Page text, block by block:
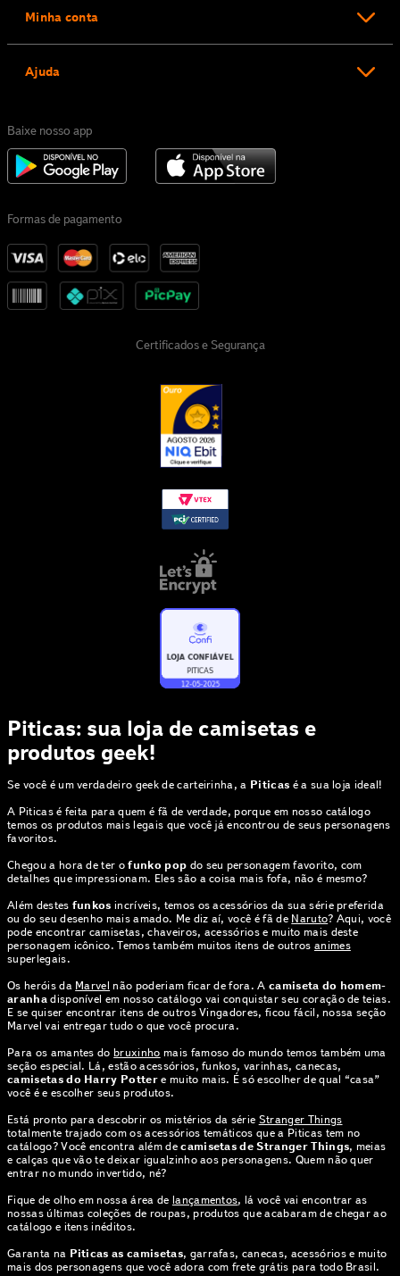
Minha conta
Ajuda
Baixe nosso app
Formas de pagamento
Certificados e Segurança
Piticas: sua loja de camisetas e
produtos geek!
Se você é um verdadeiro geek de carteirinha, a Piticas é a sua loja ideal!
A Piticas é feita para quem é fã de verdade, porque em nosso catálogo
temos os produtos mais legais que você já encontrou de seus personagens
favoritos.
Chegou a hora de ter ofunko pop do seu personagem favorito, com
detalhes que impressionam. Eles são a coisa mais fofa, não é mesmo?
Além destes funkos incríveis, temos os acessórios da sua série preferida
ou do seu desenho mais amado. Me diz aí, você é fã de Naruto? Aqui, você
pode encontrar camisetas, chaveiros, acessórios e muito mais deste
personagem icônico. Temos também muitos itens de outros animes
superlegais.
Os heróis da Marvel não poderiam ficar de fora. Acamiseta do homem-
aranhadisponível em nosso catálogo vai conquistar seu coração de teias.
E se quiser encontrar itens de outros Vingadores, ficou fácil, nossa seção
Marvel vai entregar tudo o que você procura.
Para os amantes dobruxinho mais famoso do mundo temos também uma
seção especial. Lá, estão acessórios, funkos, varinhas, canecas,
camisetas do Harry Potter e muito mais. É só escolher de qual “casa”
você é e escolher seus produtos.
Está pronto para descobrir os mistérios da série Stranger Things
totalmente trajado com os acessórios temáticos que a Piticas tem no
catálogo? Você encontra além decamisetas de Stranger Things, meias
e calças que vão te deixar igualzinho aos personagens. Quem não quer
entrar no mundo invertido, né?
Fique de olho em nossa área de lançamentos, lá você vai encontrar as
nossas últimas coleções de roupas, produtos que acabaram de chegar ao
catálogo e itens inéditos.
Garanta na Piticas as camisetas, garrafas, canecas, acessórios e muito
mais dos personagens que você adora com frete grátis para todo Brasil.